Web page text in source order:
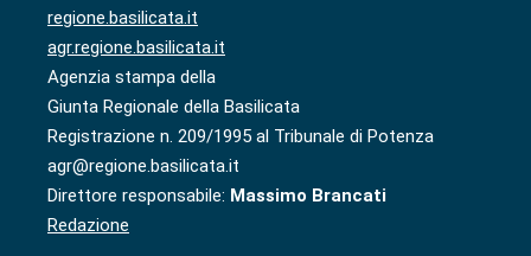
regione.basilicata.it
agr.regione.basilicata.it
Agenzia stampa della
Giunta Regionale della Basilicata
Registrazione n. 209/1995 al Tribunale di Potenza
agr@regione.basilicata.it
Direttore responsabile: Massimo Brancati
Redazione